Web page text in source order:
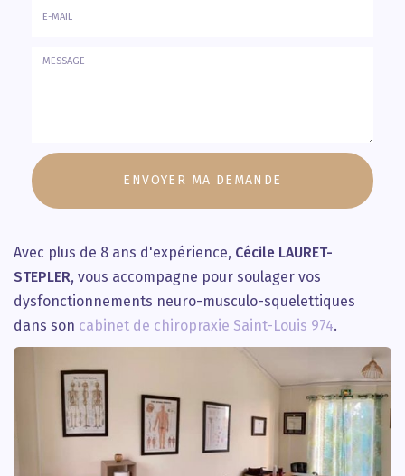
Message
:
ENVOYER MA DEMANDE
Avec plus de 8 ans d'expérience, Cécile LAURET-
STEPLER, vous accompagne pour soulager vos
dysfonctionnements neuro-musculo-squelettiques
dans son cabinet de chiropraxie Saint-Louis 974.